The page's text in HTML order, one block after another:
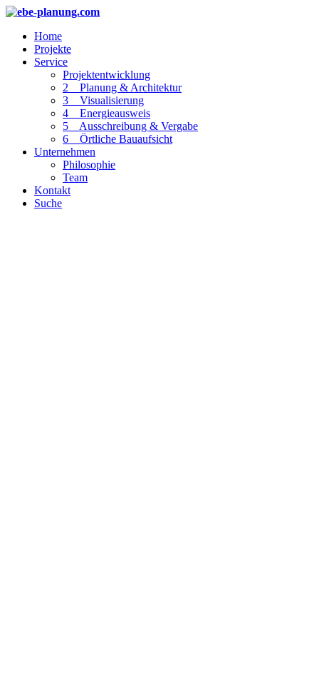
Home
Projekte
Service
Projektentwicklung
2 _ Planung & Architektur
3 _ Visualisierung
4 _ Energieausweis
5 _ Ausschreibung & Vergabe
6 _ Örtliche Bauaufsicht
Unternehmen
Philosophie
Team
Kontakt
Suche